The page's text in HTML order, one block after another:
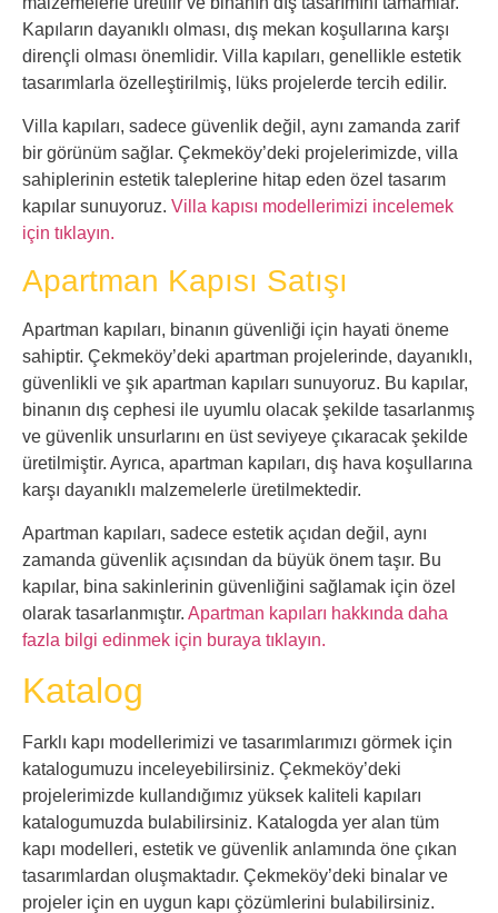
Kapıların dayanıklı olması, dış mekan koşullarına karşı
dirençli olması önemlidir. Villa kapıları, genellikle estetik
tasarımlarla özelleştirilmiş, lüks projelerde tercih edilir.
Villa kapıları, sadece güvenlik değil, aynı zamanda zarif
bir görünüm sağlar. Çekmeköy’deki projelerimizde, villa
sahiplerinin estetik taleplerine hitap eden özel tasarım
kapılar sunuyoruz. Villa kapısı modellerimizi incelemek
için tıklayın.
Apartman Kapısı Satışı
Apartman kapıları, binanın güvenliği için hayati öneme
sahiptir. Çekmeköy’deki apartman projelerinde, dayanıklı,
güvenlikli ve şık apartman kapıları sunuyoruz. Bu kapılar,
binanın dış cephesi ile uyumlu olacak şekilde tasarlanmış
ve güvenlik unsurlarını en üst seviyeye çıkaracak şekilde
üretilmiştir. Ayrıca, apartman kapıları, dış hava koşullarına
karşı dayanıklı malzemelerle üretilmektedir.
Apartman kapıları, sadece estetik açıdan değil, aynı
zamanda güvenlik açısından da büyük önem taşır. Bu
kapılar, bina sakinlerinin güvenliğini sağlamak için özel
olarak tasarlanmıştır. Apartman kapıları hakkında daha
fazla bilgi edinmek için buraya tıklayın.
Katalog
Farklı kapı modellerimizi ve tasarımlarımızı görmek için
katalogumuzu inceleyebilirsiniz. Çekmeköy’deki
projelerimizde kullandığımız yüksek kaliteli kapıları
katalogumuzda bulabilirsiniz. Katalogda yer alan tüm
kapı modelleri, estetik ve güvenlik anlamında öne çıkan
tasarımlardan oluşmaktadır. Çekmeköy’deki binalar ve
projeler için en uygun kapı çözümlerini bulabilirsiniz.